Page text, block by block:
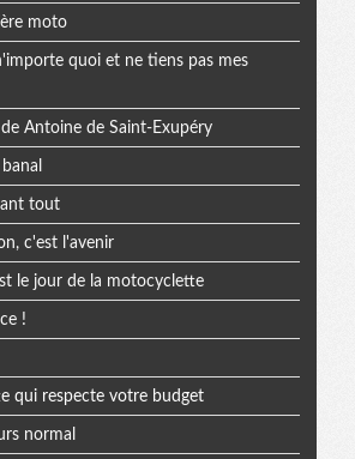
moto
quoi et ne tiens pas mes
Antoine de Saint-Exupéry
tout
c'est l'avenir
le jour de la motocyclette
!
qui respecte votre budget
normal